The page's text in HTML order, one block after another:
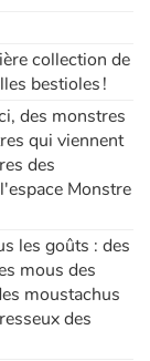
collection de
bestioles !
des monstres
qui viennent
des
Monstre
les goûts : des
mous des
moustachus
des